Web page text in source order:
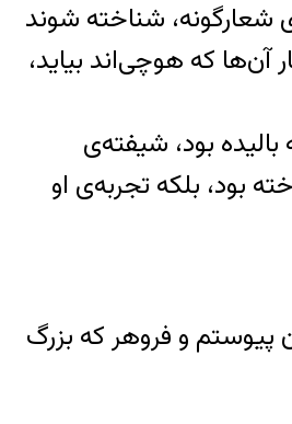
شعارگونه، شناخته شوند
آن‌ها که هوچی‌اند بیاید،
بود، شیفته‌ی
بود، بلکه تجربه‌ی او
پیوستم و فروهر که بزرگ